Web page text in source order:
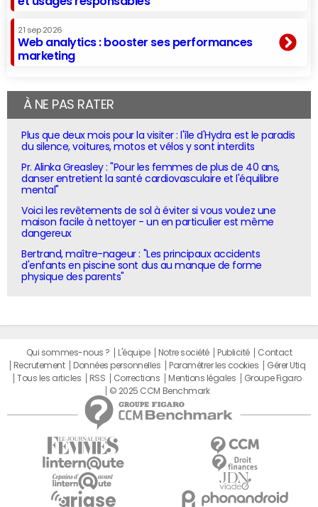
21 sep 2026
Web analytics : booster ses performances
marketing
À NE PAS RATER
Plus que deux mois pour la visiter : l'île d'Hydra est le paradis
du silence, voitures, motos et vélos y sont interdits
Pr. Alinka Greasley : "Pour les femmes de plus de 40 ans,
danser entretient la santé cardiovasculaire et l'équilibre
mental"
Voici les revêtements de sol à éviter si vous voulez une
maison facile à nettoyer - un en particulier est même
dangereux
Bertrand, maître-nageur : "Les principaux accidents
d'enfants en piscine sont dus au manque de forme
physique des parents"
Qui sommes-nous ? L'équipe Notre société Publicité
Contact
Recrutement
Données personnelles Paramétrer les cookies
Gérer Utiq
Tous les articles
RSS Corrections Mentions légales
Groupe Figaro
© 2025 CCM Benchmark